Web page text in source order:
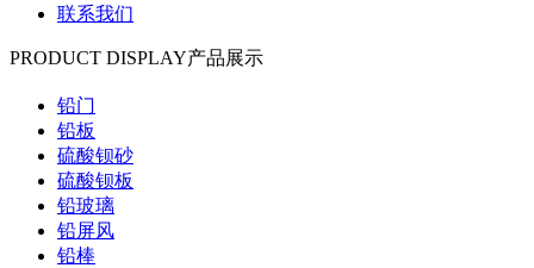
联系我们
PRODUCT DISPLAY产品展示
铅门
铅板
硫酸钡砂
硫酸钡板
铅玻璃
铅屏风
铅棒